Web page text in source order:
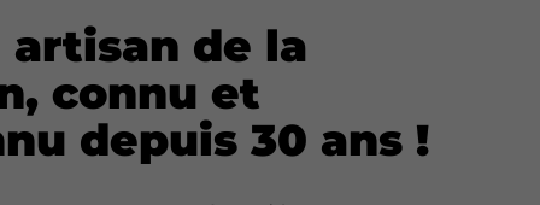
artisan de la
connu et
depuis 30 ans !